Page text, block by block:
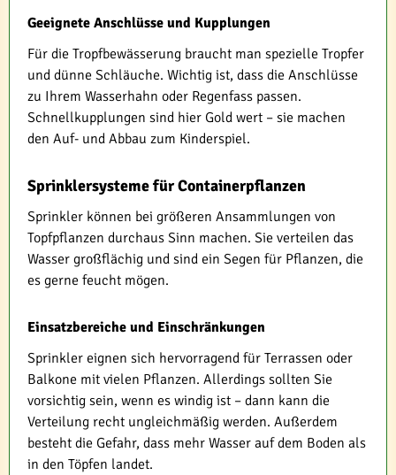
Geeignete Anschlüsse und Kupplungen
Für die Tropfbewässerung braucht man spezielle Tropfer
und dünne Schläuche. Wichtig ist, dass die Anschlüsse
zu Ihrem Wasserhahn oder Regenfass passen.
Schnellkupplungen sind hier Gold wert – sie machen
den Auf- und Abbau zum Kinderspiel.
Sprinklersysteme für Containerpflanzen
Sprinkler können bei größeren Ansammlungen von
Topfpflanzen durchaus Sinn machen. Sie verteilen das
Wasser großflächig und sind ein Segen für Pflanzen, die
es gerne feucht mögen.
Einsatzbereiche und Einschränkungen
Sprinkler eignen sich hervorragend für Terrassen oder
Balkone mit vielen Pflanzen. Allerdings sollten Sie
vorsichtig sein, wenn es windig ist – dann kann die
Verteilung recht ungleichmäßig werden. Außerdem
besteht die Gefahr, dass mehr Wasser auf dem Boden als
in den Töpfen landet.